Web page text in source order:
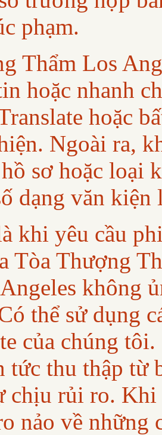
phạm.
Thẩm Los
hoặc nhanh
hoặc
Ngoài ra,
sơ hoặc loại
dạng văn
khi yêu cầu
Tòa Thượng
không
thể sử dụng
của chúng
tức thu thập từ
chịu rủi ro.
nảo về những